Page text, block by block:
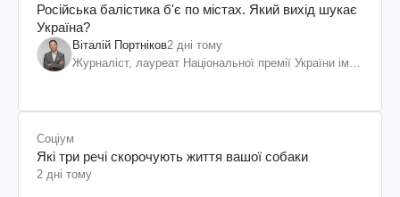
Російська балістика б'є по містах. Який вихід шукає
Україна?
Віталій Портніков2 дні тому
Журналіст, лауреат Національної премії України ім.
Соціум
Які три речі скорочують життя вашої собаки
2 дні тому